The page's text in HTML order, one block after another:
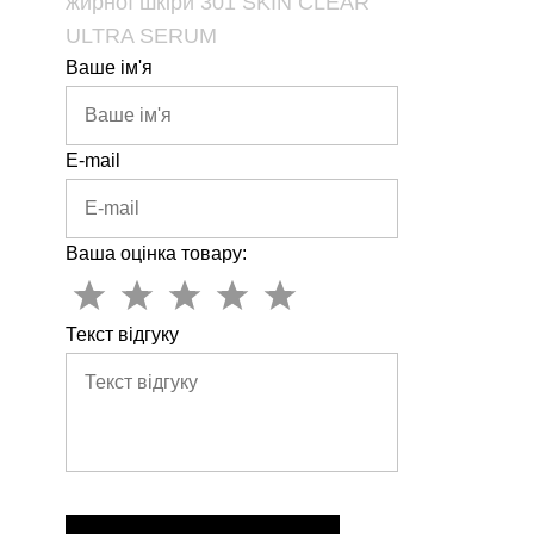
ULTRA SERUM
Ваше ім'я
E-mail
Ваша оцінка товару:
Текст відгуку